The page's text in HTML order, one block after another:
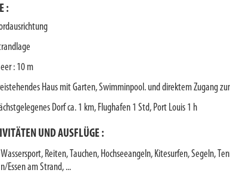
:
: 10 m
Haus mit Garten, Swimminpool. und direktem Zugang
Dorf ca. 1 km, Flughafen 1 Std, Port Louis 1 h
UND AUSFLÜGE :
Reiten, Tauchen, Hochseeangeln, Kitesurfen, Segeln,
Essen am Strand, ...